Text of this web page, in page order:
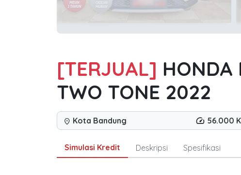
[TERJUAL] HONDA
TWO TONE 2022
location_on Kota Bandung 56.000
Simulasi Kredit Deskripsi Spesifikasi